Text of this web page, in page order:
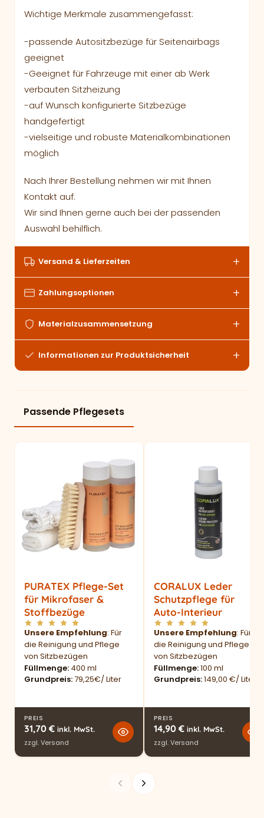
Wichtige Merkmale zusammengefasst:
-passende Autositzbezüge für Seitenairbags
geeignet
-Geeignet für Fahrzeuge mit einer ab Werk
verbauten Sitzheizung
-auf Wunsch konfigurierte Sitzbezüge
handgefertigt
-vielseitige und robuste Materialkombinationen
möglich
Nach Ihrer Bestellung nehmen wir mit Ihnen
Kontakt auf.
Wir sind Ihnen gerne auch bei der passenden
Auswahl behilflich.
Versand & Lieferzeiten
Zahlungsoptionen
Materialzusammensetzung
Informationen zur Produktsicherheit
Passende Pflegesets
PURATEX Pflege-Set
für Mikrofaser &
Stoffbezüge
Unsere Empfehlung: Für
die Reinigung und Pflege
von Sitzbezügen
Füllmenge 400 ml
Grundpreis 79,25€/ Liter
PREIS
31,70 € inkl. MwSt.
zzgl.Versand
CORALUX Leder
Schutzpflege für
Auto-Interieur
Unsere Empfehlung: Für
die Reinigung und Pflege
von Sitzbezügen
Füllmenge 100 ml
Grundpreis 149,00 €/ Liter
PREIS
14,90 € inkl. MwSt.
zzgl.Versand